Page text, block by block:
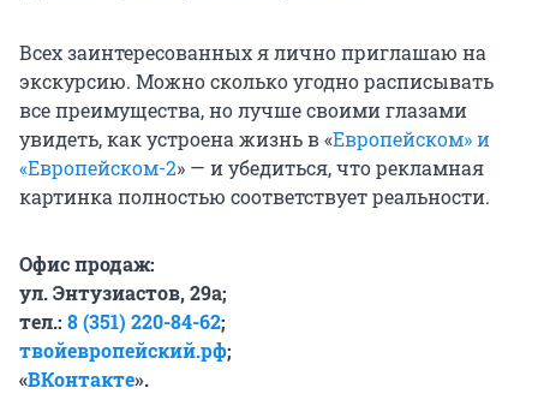
Всех заинтересованных я лично приглашаю на
экскурсию. Можно сколько угодно расписывать
все преимущества, но лучше своими глазами
увидеть, как устроена жизнь в «Европейском» и
«Европейском-2» — и убедиться, что рекламная
картинка полностью соответствует реальности.
Офис продаж:
ул. Энтузиастов, 29а;
тел.: 8 (351) 220-84-62;
твойевропейский.рф;
«ВКонтакте».